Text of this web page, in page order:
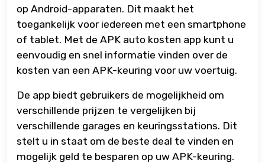
op Android-apparaten. Dit maakt het
toegankelijk voor iedereen met een smartphone
of tablet. Met de APK auto kosten app kunt u
eenvoudig en snel informatie vinden over de
kosten van een APK-keuring voor uw voertuig.
De app biedt gebruikers de mogelijkheid om
verschillende prijzen te vergelijken bij
verschillende garages en keuringsstations. Dit
stelt u in staat om de beste deal te vinden en
mogelijk geld te besparen op uw APK-keuring.